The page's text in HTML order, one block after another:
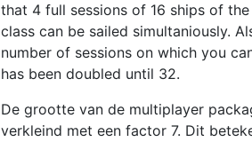
that 4 full sessions of 16 ships of
class can be sailed simultaniously.
number of sessions on which you
has been doubled until 32.
De grootte van de multiplayer
verkleind met een factor 7. Dit